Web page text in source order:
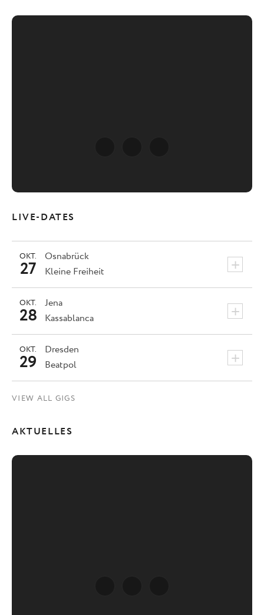
LIVE-DATES
Osnabrück +
OKT.
27 Kleine Freiheit
Jena +
OKT.
28 Kassablanca
Dresden +
OKT.
29 Beatpol
VIEW ALL GIGS
AKTUELLES